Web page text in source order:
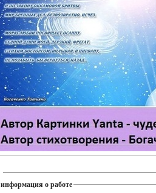
информация о работе